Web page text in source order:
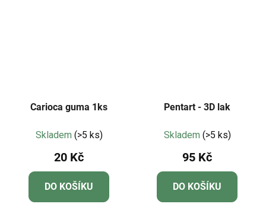
Carioca guma 1ks
Skladem (>5 ks)
20 Kč
DO KOŠÍKU
Pentart - 3D lak
Skladem (>5 ks)
95 Kč
DO KOŠÍKU